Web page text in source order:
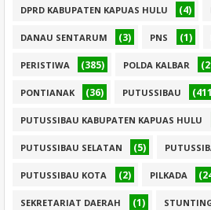
DPRD KABUPATEN KAPUAS HULU (4)
DANAU SENTARUM (3) PNS (1)
PERISTIWA (385) POLDA KALBAR
PONTIANAK (36) PUTUSSIBAU
PUTUSSIBAU KABUPATEN KAPUAS HULU
PUTUSSIBAU SELATAN (5)
PUTUSSIBAU KOTA (2) PILKADA
SEKRETARIAT DAERAH (1)